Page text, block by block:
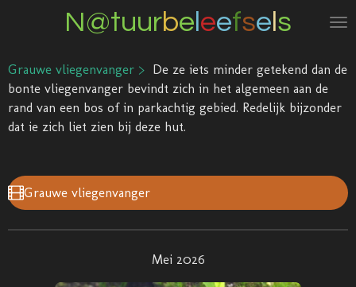
de
hoofdinhoud
N@tuurbe eefse s
Grauwe vliegenvanger > De ze iets minder getekend dan de
bonte vliegenvanger bevindt zich in het algemeen aan de
rand van een bos of in parkachtig gebied. Redelijk bijzonder
dat ie zich liet zien bij deze hut.
Grauwe vliegenvanger
Mei 2026